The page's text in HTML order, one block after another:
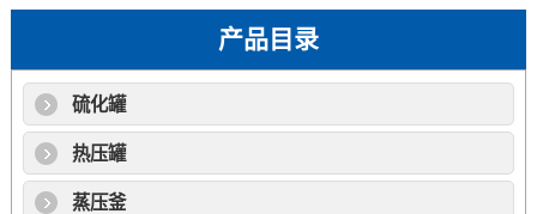
产品目录
硫化罐
热压罐
蒸压釜